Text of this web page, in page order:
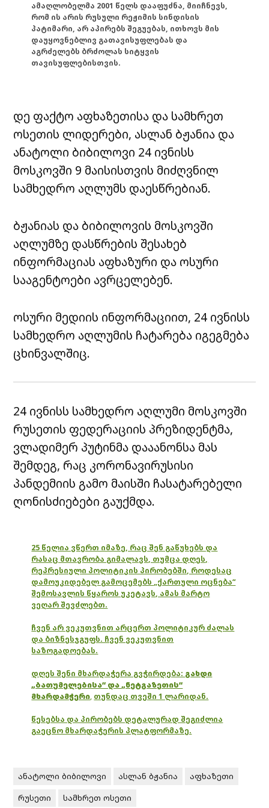
ამაღლობელმა 2001 წელს დააფუძნა, მიიჩნევს,
რომ ის არის რუსული რეჟიმის სინდისის
პატიმარი, არ აპირებს შეგუებას, ითხოვს მის
დაუყოვნებლივ გათავისუფლებას და
აგრძელებს ბრძოლას სიტყვის
თავისუფლებისთვის.
დე ფაქტო აფხაზეთისა და სამხრეთ
ოსეთის ლიდერები, ასლან ბჟანია და
ანატოლი ბიბილოვი 24 ივნისს
მოსკოვში 9 მაისისთვის მიძღვნილ
სამხედრო აღლუმს დაესწრებიან.
ბჟანიას და ბიბილოვის მოსკოვში
აღლუმზე დასწრების შესახებ
ინფორმაციას აფხაზური და ოსური
სააგენტოები ავრცელებენ.
ოსური მედიის ინფორმაციით, 24 ივნისს
სამხედრო აღლუმის ჩატარება იგეგმება
ცხინვალშიც.
24 ივნისს სამხედრო აღლუმი მოსკოვში
რუსეთის ფედერაციის პრეზიდენტმა,
ვლადიმერ პუტინმა დააანონსა მას
შემდეგ, რაც კორონავირუსისი
პანდემიის გამო მაისში ჩასატარებელი
ღონისძიებები გაუქმდა.
25 წელია ვწერთ იმაზე, რაც შენ გაწუხებს და
რასაც მთავრობა გიმალავს, თუმცა დღეს,
რეპრესიული პოლიტიკის პირობებში, როდესაც
დამოუკიდებელ გამოცემებს „ქართული ოცნება“
შემოსავლის წყაროს უკეტავს, ამას მარტო
ვეღარ შევძლებთ.
ჩვენ არ ვეკუთვნით არცერთ პოლიტიკურ ძალას
და ბიზნესჯგუფს. ჩვენ ვეკუთვნით
საზოგადოებას.
დღეს შენი მხარდაჭერა გვჭირდება: გახდი
„ბათუმელებისა“ და „ნეტგაზეთის“
მხარდამჭერი, თუნდაც თვეში 1 ლარიდან.
წესებსა და პირობებს დეტალურად შეგიძლია
გაეცნო მხარდაჭერის პლატფორმაზე.
ანატოლი ბიბილოვი ასლან ბჟანია
აფხაზეთი
რუსეთი
სამხრეთ ოსეთი